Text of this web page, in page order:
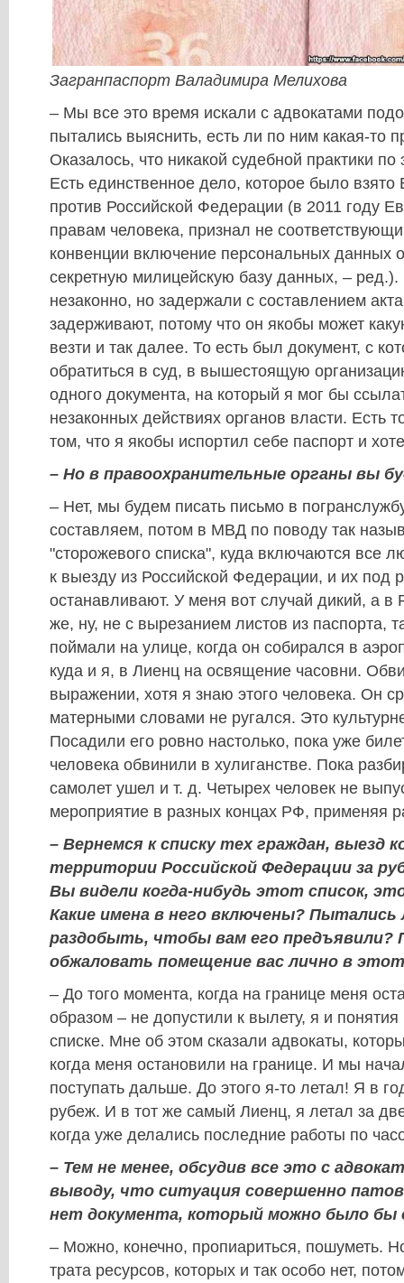
Загранпаспорт Валадимира Мелихова
– Мы все это время искали с адвокатами
пытались выяснить, есть ли по ним какая-то
Оказалось, что никакой судебной практики по
Есть единственное дело, которое было
против Российской Федерации (в 2011 году
правам человека, признал не
конвенции включение персональных данных
секретную милицейскую базу данных, –​
незаконно, но задержали с составлением
задерживают, потому что он якобы может
везти и так далее. То есть был документ, с
обратиться в суд, в вышестоящую
одного документа, на который я мог бы
незаконных действиях органов власти. Есть
том, что я якобы испортил себе паспорт и
– Но в правоохранительные органы вы
– Нет, мы будем писать письмо в
составляем, потом в МВД по поводу так
"сторожевого списка", куда включаются все
к выезду из Российской Федерации, и их под
останавливают. У меня вот случай дикий, а в
же, ну, не с вырезанием листов из паспорта,
поймали на улице, когда он собирался в
куда и я, в Лиенц на освящение часовни.
выражении, хотя я знаю этого человека. Он
матерными словами не ругался. Это
Посадили его ровно настолько, пока уже
человека обвинили в хулиганстве. Пока
самолет ушел и т. д. Четырех человек не
мероприятие в разных концах РФ, применяя
– Вернемся к списку тех граждан, выезд
территории Российской Федерации за
Вы видели когда-нибудь этот список,
Какие имена в него включены? Пытались
раздобыть, чтобы вам его предъявили?
обжаловать помещение вас лично в этот
– До того момента, когда на границе меня
образом – не допустили к вылету, я и
списке. Мне об этом сказали адвокаты,
когда меня остановили на границе. И мы
поступать дальше. До этого я-то летал! Я в
рубеж. И в тот же самый Лиенц, я летал за
когда уже делались последние работы по
– Тем не менее, обсудив все это с
выводу, что ситуация совершенно
нет документа, который можно было бы
– Можно, конечно, пропиариться, пошуметь.
трата ресурсов, которых и так особо нет,